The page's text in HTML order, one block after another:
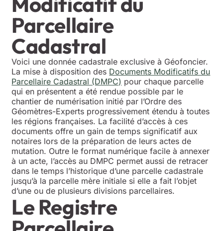
Parcellaire
Cadastral
Voici une donnée cadastrale exclusive à Géofoncier.
La mise à disposition des Documents Modificatifs du
Parcellaire Cadastral (DMPC) pour chaque parcelle
qui en présentent a été rendue possible par le
chantier de numérisation initié par l’Ordre des
Géomètres-Experts progressivement étendu à toutes
les régions françaises. La facilité d’accès à ces
documents offre un gain de temps significatif aux
notaires lors de la préparation de leurs actes de
mutation. Outre le format numérique facile à annexer
à un acte, l’accès au DMPC permet aussi de retracer
dans le temps l’historique d’une parcelle cadastrale
jusqu’à la parcelle mère initiale si elle a fait l’objet
d’une ou de plusieurs divisions parcellaires.
Le Registre